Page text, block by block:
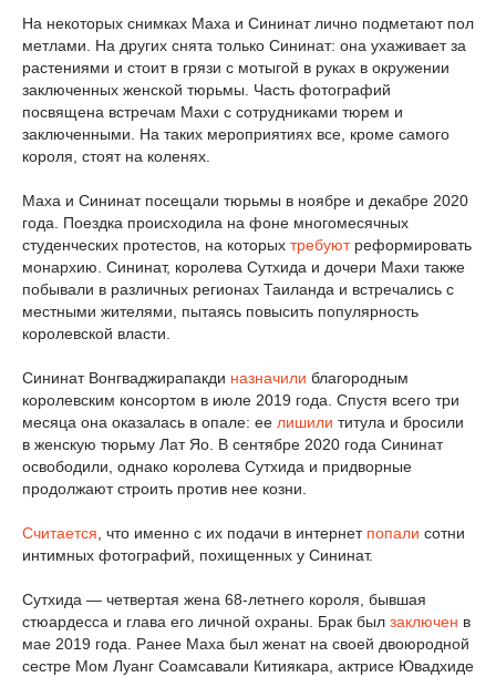
На некоторых снимках Маха и Сининат лично подметают пол
метлами. На других снята только Сининат: она ухаживает за
растениями и стоит в грязи с мотыгой в руках в окружении
заключенных женской тюрьмы. Часть фотографий
посвящена встречам Махи с сотрудниками тюрем и
заключенными. На таких мероприятиях все, кроме самого
короля, стоят на коленях.
Маха и Сининат посещали тюрьмы в ноябре и декабре 2020
года. Поездка происходила на фоне многомесячных
студенческих протестов, на которых требуютреформировать
монархию. Сининат, королева Сутхида и дочери Махи также
побывали в различных регионах Таиланда и встречались с
местными жителями, пытаясь повысить популярность
королевской власти.
Сининат Вонгваджирапакди назначили благородным
королевским консортом в июле 2019 года. Спустя всего три
месяца она оказалась в опале: ее лишили титула и бросили
в женскую тюрьму Лат Яо. В сентябре 2020 года Сининат
освободили, однако королева Сутхида и придворные
продолжают строить против нее козни.
Считается , что именно с их подачи в интернет попали сотни
интимных фотографий, похищенных у Сининат.
Сутхида — четвертая жена 68-летнего короля, бывшая
стюардесса и глава его личной охраны. Брак был заключен в
мае 2019 года. Ранее Маха был женат на своей двоюродной
сестре Мом Луанг Соамсавали Китиякара, актрисе Ювадхиде